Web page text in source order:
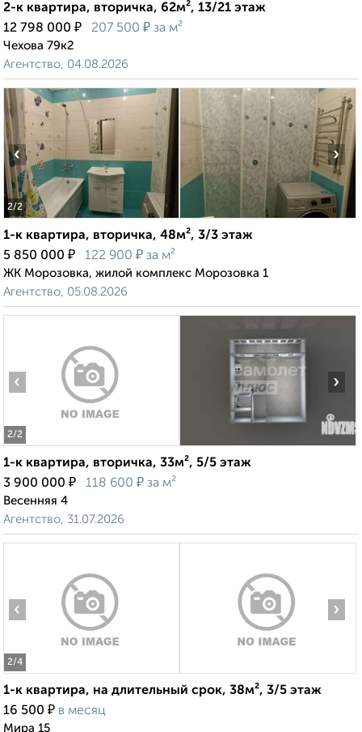
2-к квартира, вторичка, 62м², 13/21 этаж
12 798 000 ₽ 207 500 ₽ за м²
Чехова 79к2
Агентство, 04.08.2026
2/2
‹ ›
1-к квартира, вторичка, 48м², 3/3 этаж
5 850 000 ₽ 122 900 ₽ за м²
ЖК Морозовка, жилой комплекс Морозовка 1
Агентство, 05.08.2026
2/2
‹ ›
1-к квартира, вторичка, 33м², 5/5 этаж
3 900 000 ₽ 118 600 ₽ за м²
Весенняя 4
Агентство, 31.07.2026
2/4
‹ ›
1-к квартира, на длительный срок, 38м², 3/5 этаж
16 500 ₽ в месяц
Мира 15